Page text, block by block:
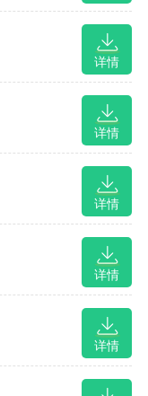
详情
详情
详情
详情
详情